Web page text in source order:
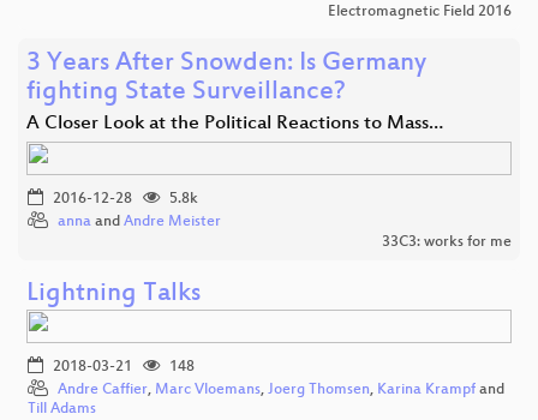
Electromagnetic Field 2016
3 Years After Snowden: Is Germany
fighting State Surveillance?
A Closer Look at the Political Reactions to Mass…
2016-12-28
5.8k
anna and Andre Meister
33C3: works for me
Lightning Talks
2018-03-21
148
Andre Caffier, Marc Vloemans, Joerg Thomsen, Karina Krampf and
Till Adams